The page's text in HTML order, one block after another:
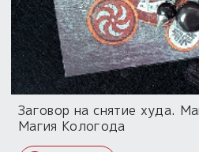
Заговор на снятие худа.
Магия Кологода